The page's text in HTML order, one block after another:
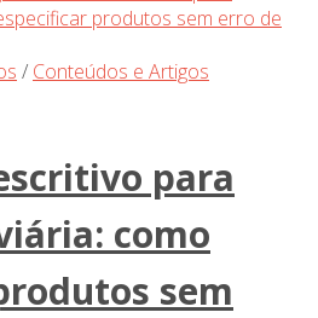
/ Conteúdos e Artigos
para
como
sem